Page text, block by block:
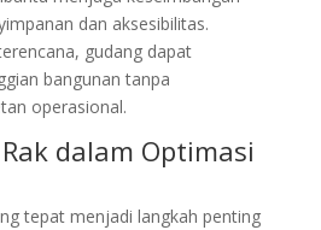
dan aksesibilitas.
gudang dapat
bangunan tanpa
operasional.
dalam Optimasi
tepat menjadi langkah penting